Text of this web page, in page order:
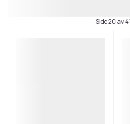
Side 20 av 41